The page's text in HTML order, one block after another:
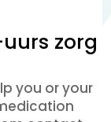
zorg
you or your